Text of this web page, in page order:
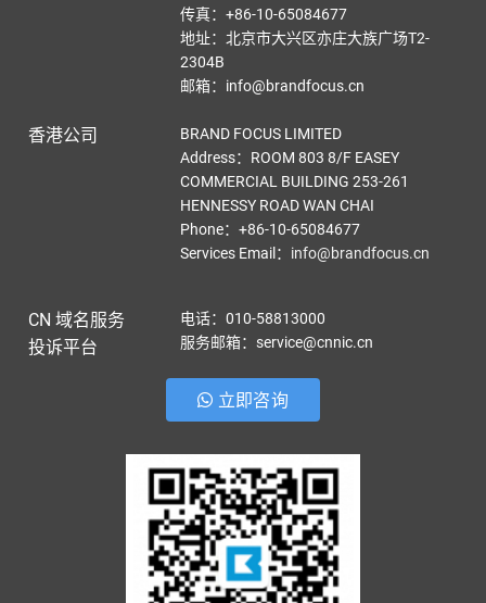
传真：+86-10-65084677
地址：北京市大兴区亦庄大族广场T2-
2304B
邮箱：info@brandfocus.cn
香港公司
BRAND FOCUS LIMITED
Address：ROOM 803 8/F EASEY
COMMERCIAL BUILDING 253-261
HENNESSY ROAD WAN CHAI
Phone：+86-10-65084677
Services Email ： info@brandfocus.cn
CN 域名服务
投诉平台
电话：010-58813000
服务邮箱：service@cnnic.cn
立即咨询